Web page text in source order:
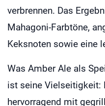
verbrennen. Das
Mahagoni-Farbtöne,
Keksnoten sowie eine
Was Amber Ale als
ist seine Vielseitigkeit:
hervorragend mit